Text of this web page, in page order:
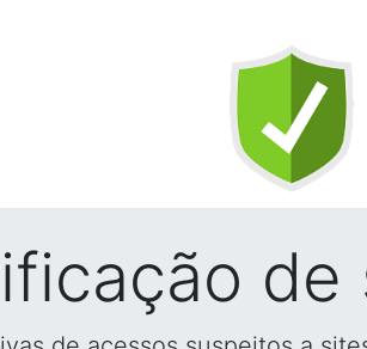
de